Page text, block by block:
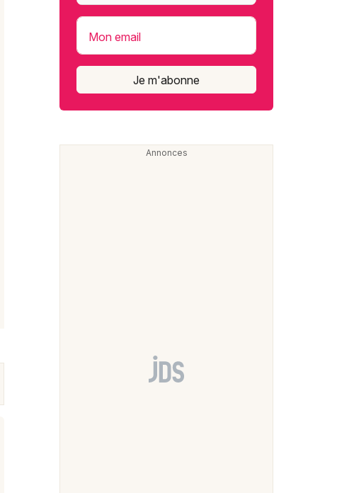
Mon email
Je m'abonne